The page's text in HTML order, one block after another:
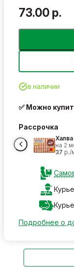
73.00 р.
в наличии
✅ Можно
Рассрочка
Халва
на 2
37 р./
Подробнее о